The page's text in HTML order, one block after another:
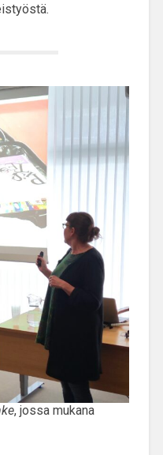
, jossa mukana